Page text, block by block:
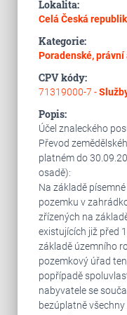
Lokalita:
Celá Česká
Kategorie:
Poradenské,
CPV kódy:
71319000-7 -
Popis:
Účel znaleckého
Převod
platném do
osadě):
Na základě
pozemku v
zřízených na
existujících již před
základě územního
pozemkový úřad
popřípadě
nabyvatele se
bezúplatně